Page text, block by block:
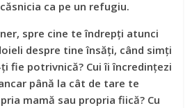
ca pe un refugiu.
spre cine te îndrepți atunci
despre tine însăți, când simți
fie potrivnică? Cui îi încredințezi
până la cât de tare te
mamă sau propria fiică? Cu